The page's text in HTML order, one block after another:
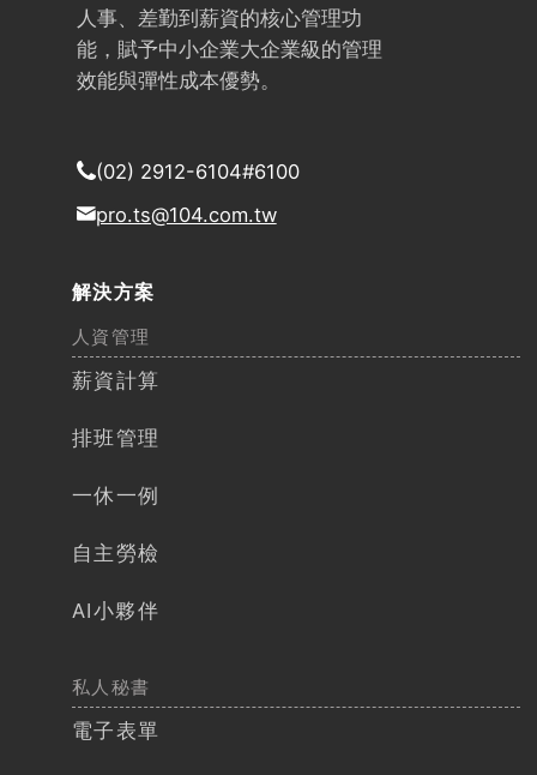
人事、差勤到薪資的核心管理功
能，賦予中小企業大企業級的管理
效能與彈性成本優勢。
(02) 2912-6104#6100
pro.ts@104.com.tw
解決方案
人資管理
薪資計算​​
排班管理​
一休一例
自主勞檢​
AI小夥伴
私人秘書
電子表單